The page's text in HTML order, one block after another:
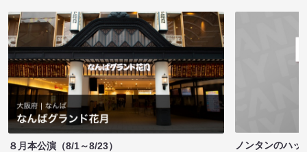
８月本公演（8/1～8/23）
ノンタンのハッ